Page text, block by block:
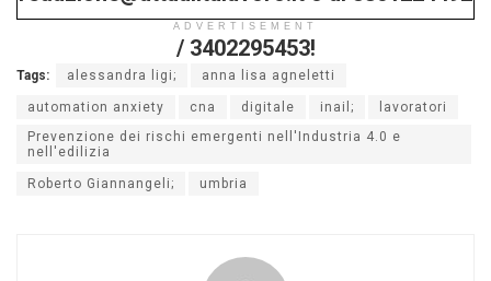
/ 3402295453!
ADVERTISEMENT
Tags: alessandra ligi; anna lisa agneletti
automation anxiety cna digitale inail;
lavoratori
Prevenzione dei rischi emergenti nell'Industria 4.0 e
nell'edilizia
Roberto Giannangeli; umbria